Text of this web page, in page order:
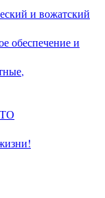
и вожатский
обеспечение и